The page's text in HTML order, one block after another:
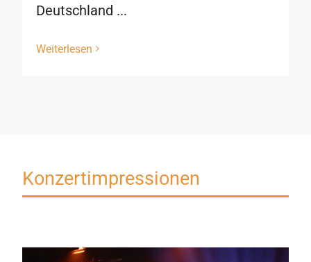
Deutschland ...
Weiterlesen
Konzertimpressionen